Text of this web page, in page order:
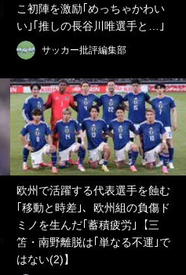
こ初陣を激励｢めっちゃかわい
い｣｢推しの長谷川唯選手と…｣
サッカー批評編集部
欧州で活躍する代表選手を蝕む
｢移動と時差｣、欧州組の負傷ド
ミノを生んだ｢蓄積疲労｣【三
笘・南野離脱は｢単なる不運｣で
はない(2)】